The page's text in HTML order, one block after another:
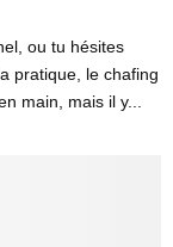
ou tu hésites
pratique, le chafing
main, mais il y...